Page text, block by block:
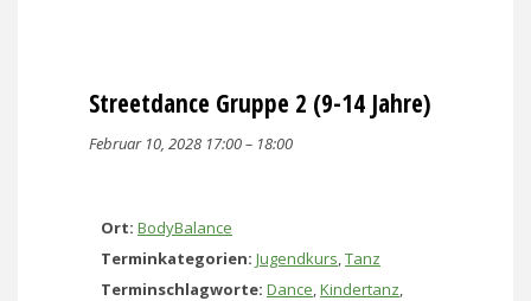
Streetdance Gruppe 2 (9-14 Jahre)
Februar 10, 2028 17:00– 18:00
Ort: BodyBalance
Terminkategorien: Jugendkurs,Tanz
Terminschlagworte: Dance,Kindertanz,